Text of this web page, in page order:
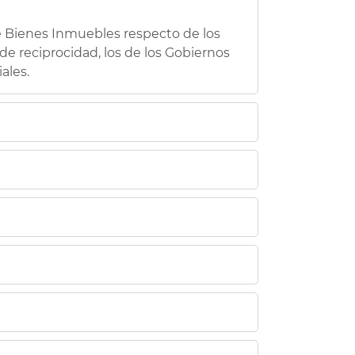
Inmuebles respecto de los
reciprocidad, los de los Gobiernos
su declaración por la
que los bienes inmuebles se
de la condición de sujeto
Integral, acompañada de la
en cualquier Oficina de Gestión